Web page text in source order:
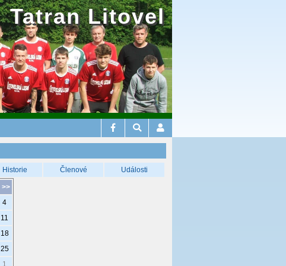
Tatran Litovel
Historie Členové Události
>>
4
11
18
25
1